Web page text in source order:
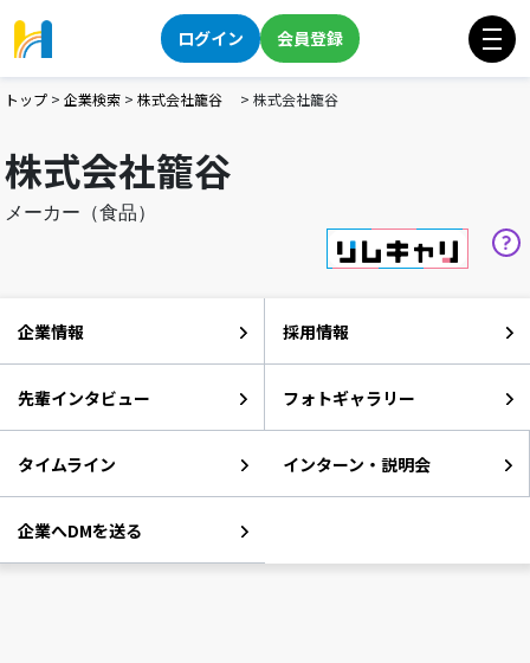
ログイン 会員登録
トップ > 企業検索 > 株式会社籠谷 > 株式会社籠谷
株式会社籠谷
メーカー（食品）
企業情報 採用情報
先輩インタビュー フォトギャラリー
タイムライン インターン・説明会
企業へDMを送る